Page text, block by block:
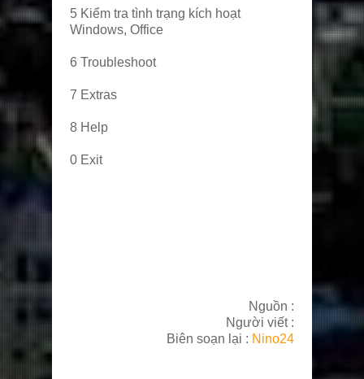
5 Kiểm tra tình trạng kích hoạt
Windows, Office
6 Troubleshoot
7 Extras
8 Help
0 Exit
Nguồn :
Người viết :
Biên soạn lại : Nino24